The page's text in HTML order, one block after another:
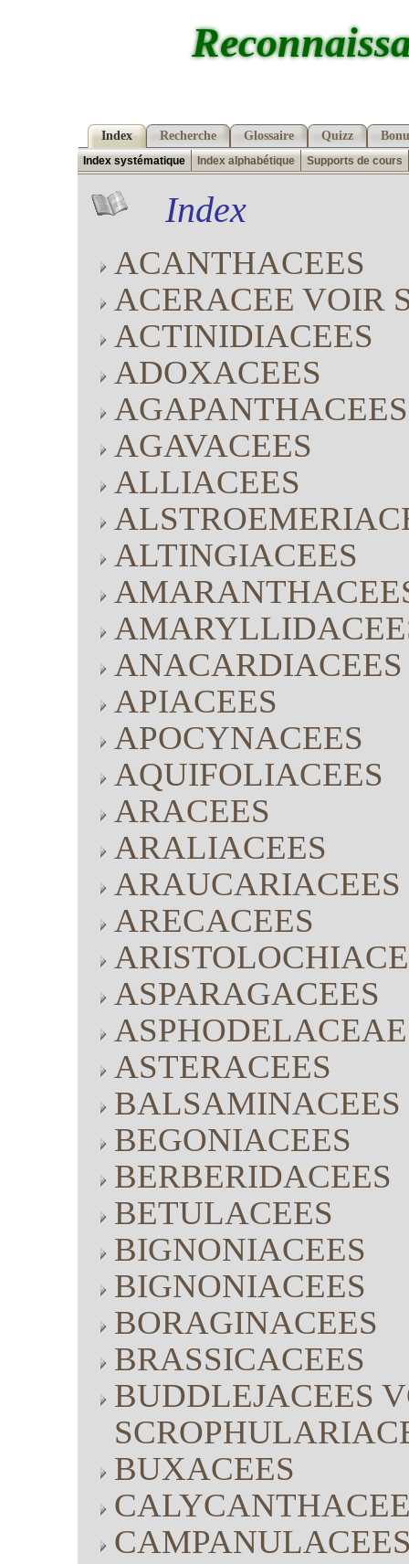
Index Recherche Glossaire Quizz
Index systématique Index alphabétique Supports de cours
Index
ACANTHACEES
ACERACEE VOIR
ACTINIDIACEES
ADOXACEES
AGAPANTHACEES
AGAVACEES
ALLIACEES
ALTINGIACEES
ANACARDIACEES
APIACEES
APOCYNACEES
AQUIFOLIACEES
ARACEES
ARALIACEES
ARAUCARIACEES
ARECACEES
ASPARAGACEES
ASPHODELACEAE
ASTERACEES
BALSAMINACEES
BEGONIACEES
BERBERIDACEES
BETULACEES
BIGNONIACEES
BIGNONIACEES
BORAGINACEES
BRASSICACEES
BUDDLEJACEES
BUXACEES